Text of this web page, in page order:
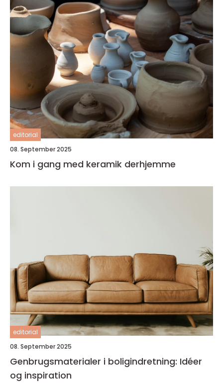
editorial
08. September 2025
Kom i gang med keramik derhjemme
editorial
08. September 2025
Genbrugsmaterialer i boligindretning: Idéer
og inspiration